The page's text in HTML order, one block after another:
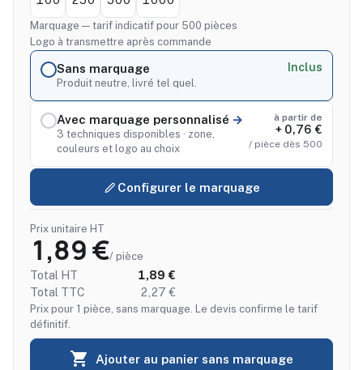
Marquage — tarif indicatif pour 500 pièces
Logo à transmettre après commande
Sans marquage
Produit neutre, livré tel quel.
Inclus
Avec marquage personnalisé
3 techniques disponibles · zone,
couleurs et logo au choix
à partir de
+ 0,76 €
/ pièce dès 500
Configurer le marquage
Prix unitaire HT
1,89 €/ pièce
Total HT
1,89 €
Total TTC
2,27 €
Prix pour 1 pièce, sans marquage. Le devis confirme le tarif
définitif.
 Ajouter au panier sans marquage